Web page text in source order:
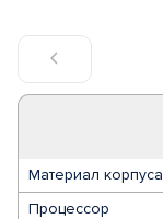
Материал корпуса
Процессор